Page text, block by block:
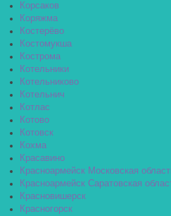
Корсаков
Коряжма
Костерёво
Костомукша
Кострома
Котельники
Котельниково
Котельнич
Котлас
Котово
Котовск
Кохма
Красавино
Красноармейск Московская
Красноармейск Саратовская
Красновишерск
Красногорск